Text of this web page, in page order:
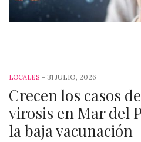
LOCALES - 31 JULIO, 2026
Crecen los casos
virosis en Mar del
la baja vacunación